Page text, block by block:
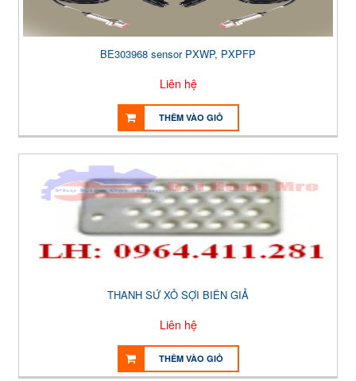
BE303968 sensor PXWP, PXPFP
Liên hệ
THÊM VÀO GIỎ
THANH SỨ XỎ SỢI BIÊN GIẢ
Liên hệ
THÊM VÀO GIỎ